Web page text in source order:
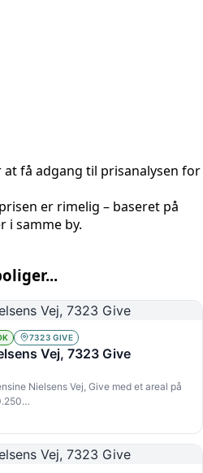
få adgang til prisanalysen for
er rimelig – baseret på
i samme by.
7323 GIVE
Vej, 7323 Give
Nielsens Vej, Give med et areal på